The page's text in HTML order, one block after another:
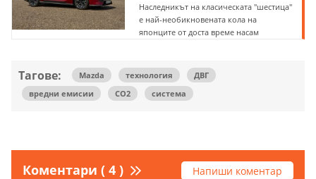
Наследникът на класическата "шестица"
е най-необикновената кола на
японците от доста време насам
Тагове: Mazda технология
ДВГ
вредни емисии
СО2 система
Коментари ( 4 ) Напиши коментар